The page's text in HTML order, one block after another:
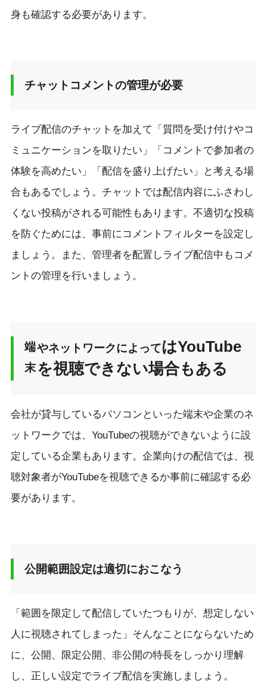
身も確認する必要があります。
チャットコメントの管理が必要
ライブ配信のチャットを加えて「質問を受け付けやコ
ミュニケーションを取りたい」「コメントで参加者の
体験を高めたい」「配信を盛り上げたい」と考える場
合もあるでしょう。チャットでは配信内容にふさわし
くない投稿がされる可能性もあります。不適切な投稿
を防ぐためには、事前にコメントフィルターを設定し
ましょう。また、管理者を配置しライブ配信中もコメ
ントの管理を行いましょう。
端
末
やネットワークによってはYouTube
を視聴できない場合もある
会社が貸与しているパソコンといった端末や企業のネ
ットワークでは、YouTubeの視聴ができないように設
定している企業もあります。企業向けの配信では、視
聴対象者がYouTubeを視聴できるか事前に確認する必
要があります。
公開範囲設定は適切におこなう
「範囲を限定して配信していたつもりが、想定しない
人に視聴されてしまった」そんなことにならないため
に、公開、限定公開、非公開の特長をしっかり理解
し、正しい設定でライブ配信を実施しましょう。